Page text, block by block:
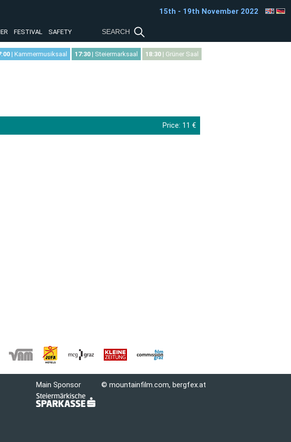
FESTIVAL SAFETY
15th - 19th November 2022
| Kammermusiksaal 17:30 | Steiermarksaal 18:30 | Grüner Saal
Price: 11 €
Main Sponsor © mountainfilm.com, bergfex.at